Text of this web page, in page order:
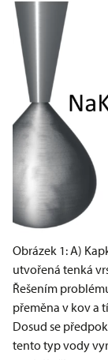
Obrázek 1: A)
utvořená tenká
Řešením
přeměna v kov a
Dosud se
tento typ vody